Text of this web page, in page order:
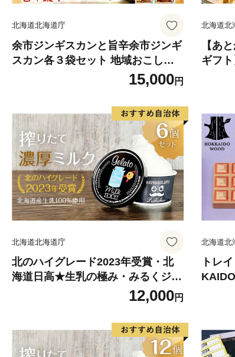
北海道北海道庁
余市ジンギスカンと旨辛余市ジンギ
スカン各３袋セット 地域おこし協
力隊関連返礼品 羊 ラム 肉 ジンギス
カン 北海道 北海道ソウルフード 北
海道郷土料理 BBQ キャンプ F6S-6
59
15,000円
北海道北
【あ
ギフ
タロ
ト チ
る プ
人気
北海道北海道庁
北のハイグレード2023年受賞・北
海道日高★生乳の極み・みるくジェ
ラート6個セット F6S-00612,000円
北海道北
トレ